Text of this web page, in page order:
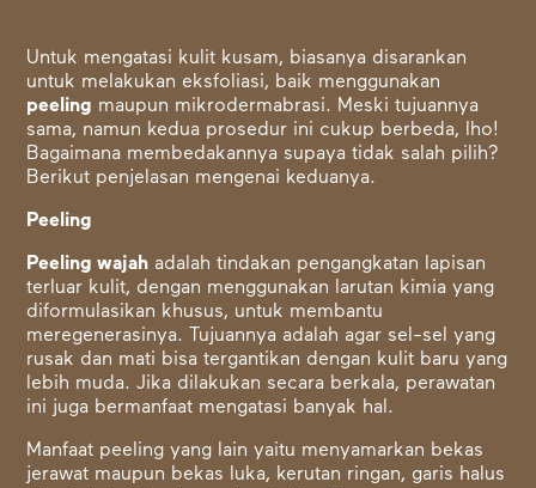
Untuk mengatasi kulit kusam, biasanya disarankan
untuk melakukan eksfoliasi, baik menggunakan
peeling maupun mikrodermabrasi. Meski tujuannya
sama, namun kedua prosedur ini cukup berbeda, lho!
Bagaimana membedakannya supaya tidak salah pilih?
Berikut penjelasan mengenai keduanya.
Peeling
Peeling wajah adalah tindakan pengangkatan lapisan
terluar kulit, dengan menggunakan larutan kimia yang
diformulasikan khusus, untuk membantu
meregenerasinya. Tujuannya adalah agar sel-sel yang
rusak dan mati bisa tergantikan dengan kulit baru yang
lebih muda. Jika dilakukan secara berkala, perawatan
ini juga bermanfaat mengatasi banyak hal.
Manfaat peeling yang lain yaitu menyamarkan bekas
jerawat maupun bekas luka, kerutan ringan, garis halus